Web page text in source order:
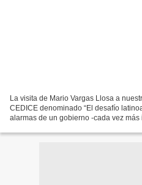
La visita de Mario Vargas Llosa a
CEDICE denominado “El desafío
alarmas de un gobierno -cada vez